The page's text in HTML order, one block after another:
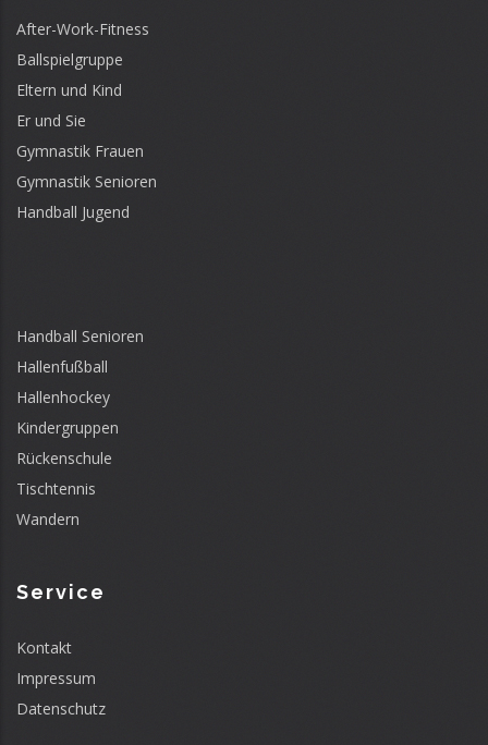
After-Work-Fitness
Ballspielgruppe
Eltern und Kind
Er und Sie
Gymnastik Frauen
Gymnastik Senioren
Handball Jugend
Handball Senioren
Hallenfußball
Hallenhockey
Kindergruppen
Rückenschule
Tischtennis
Wandern
Service
Kontakt
Impressum
Datenschutz